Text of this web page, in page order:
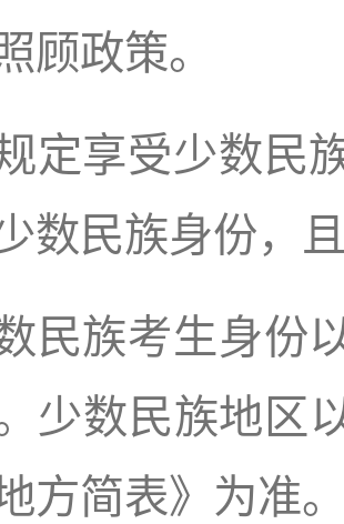
顾政策。
定享受少数民
数民族身份，
民族考生身份
少数民族地区
方简表》为准